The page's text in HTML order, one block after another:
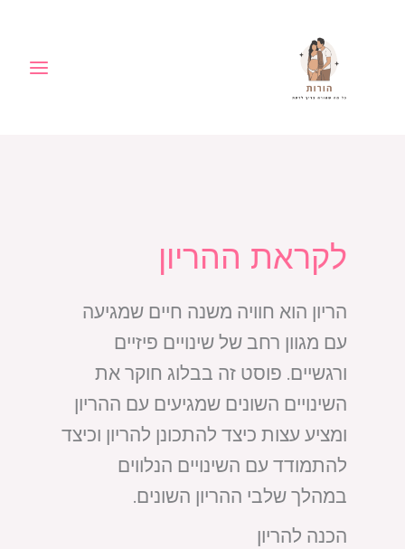
לקראת ההריון
הריון הוא חוויה משנה חיים שמגיעה
עם מגוון רחב של שינויים פיזיים
ורגשיים. פוסט זה בבלוג חוקר את
השינויים השונים שמגיעים עם ההריון
ומציע עצות כיצד להתכונן להריון וכיצד
להתמודד עם השינויים הנלווים
במהלך שלבי ההריון השונים.
הכנה להריון